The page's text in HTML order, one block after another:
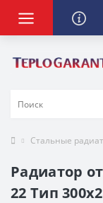
Стальные
Радиатор
22 Тип